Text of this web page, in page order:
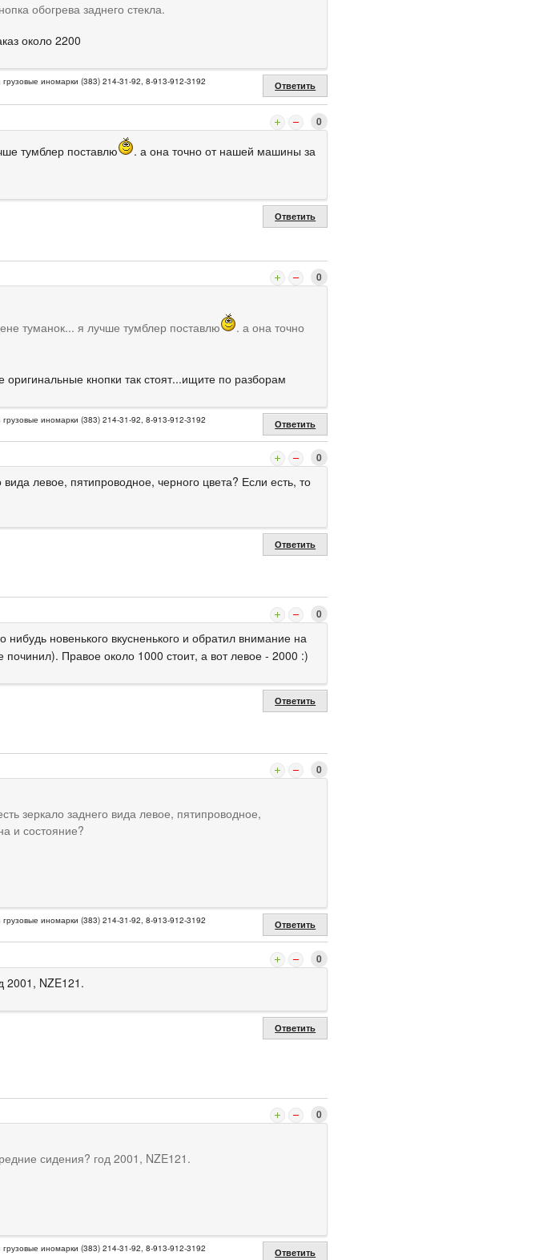
обогрева заднего стекла.
около 2200
грузовые иномарки (383) 214-31-92, 8-913-912-3192 Ответить
0
тумблер поставлю
. а она точно от нашей машины за
Ответить
0
туманок... я лучше тумблер поставлю
. а она точно
кнопки так стоят...ищите по разборам
грузовые иномарки (383) 214-31-92, 8-913-912-3192 Ответить
0
левое, пятипроводное, черного цвета? Если есть, то
Ответить
0
нибудь новенького вкусненького и обратил внимание на
Правое около 1000 стоит, а вот левое - 2000 :)
Ответить
0
зеркало заднего вида левое, пятипроводное,
и состояние?
грузовые иномарки (383) 214-31-92, 8-913-912-3192 Ответить
0
2001, NZE121.
Ответить
0
сидения? год 2001, NZE121.
грузовые иномарки (383) 214-31-92, 8-913-912-3192 Ответить